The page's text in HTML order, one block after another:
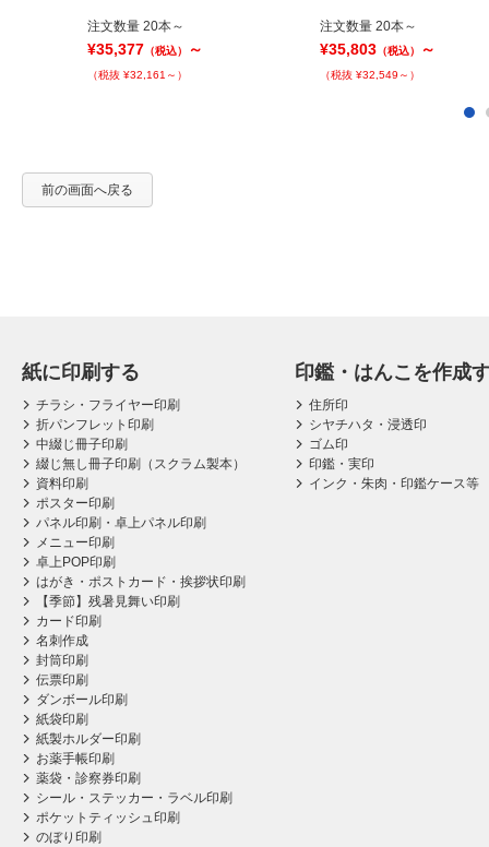
注文数量 20本～
¥35,377 （税込） ～
（税抜 ¥32,161～）
注文数量 20本～
¥35,803 （税込） ～
（税抜 ¥32,549～）
前の画面へ戻る
紙に印刷する
チラシ・フライヤー印刷
折パンフレット印刷
中綴じ冊子印刷
綴じ無し冊子印刷（スクラム製本）
資料印刷
ポスター印刷
パネル印刷・卓上パネル印刷
メニュー印刷
卓上POP印刷
はがき・ポストカード・挨拶状印刷
【季節】残暑見舞い印刷
カード印刷
名刺作成
封筒印刷
伝票印刷
ダンボール印刷
紙袋印刷
紙製ホルダー印刷
お薬手帳印刷
薬袋・診察券印刷
シール・ステッカー・ラベル印刷
ポケットティッシュ印刷
のぼり印刷
印鑑・はんこを作成
住所印
シヤチハタ・浸透印
ゴム印
印鑑・実印
インク・朱肉・印鑑ケース等